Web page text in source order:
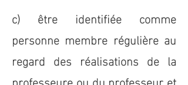
c) être identifiée comme
personne membre régulière au
regard des réalisations de la